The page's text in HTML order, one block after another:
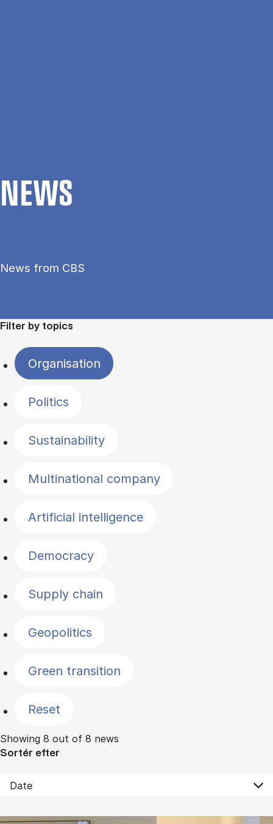
NEWS
News from CBS
Filter by topics
Organisation
Politics
Sustainability
Multinational company
Artificial intelligence
Democracy
Supply chain
Geopolitics
Green transition
Reset
Showing 8 out of 8 news
Sortér efter